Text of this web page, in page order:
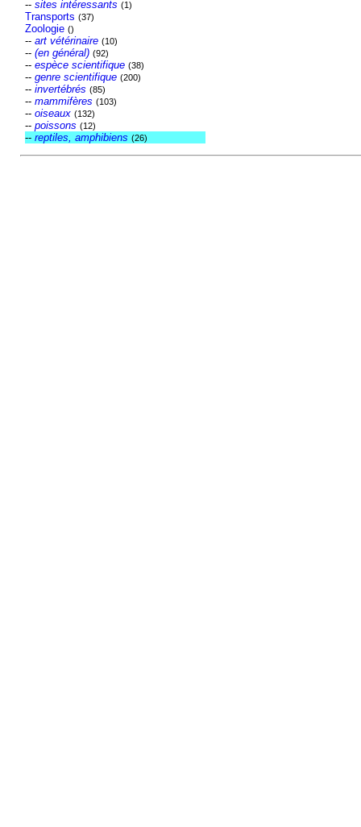
-- sites intéressants (1)
Transports (37)
Zoologie ()
-- art vétérinaire (10)
-- (en général) (92)
-- espèce scientifique (38)
-- genre scientifique (200)
-- invertébrés (85)
-- mammifères (103)
-- oiseaux (132)
-- poissons (12)
-- reptiles, amphibiens (26)